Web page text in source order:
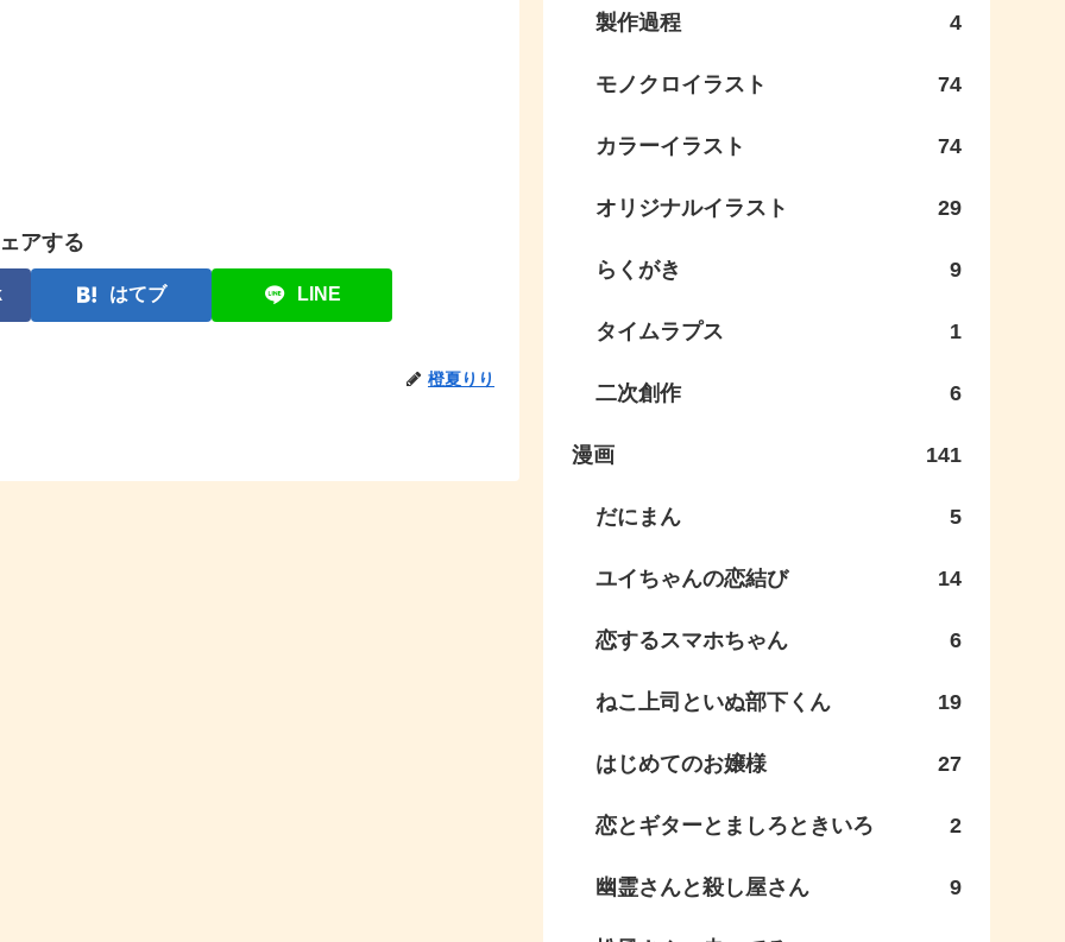
アする
はてブ LINE
橙夏りり
製作過程 4
モノクロイラスト 74
カラーイラスト 74
オリジナルイラスト 29
らくがき 9
タイムラプス 1
二次創作 6
漫画 141
だにまん 5
ユイちゃんの恋結び 14
恋するスマホちゃん 6
ねこ上司といぬ部下くん 19
はじめてのお嬢様 27
恋とギターとましろときいろ 2
幽霊さんと殺し屋さん 9